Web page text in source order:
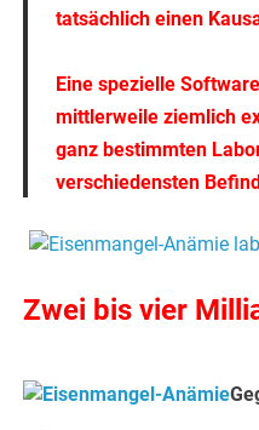
tatsächlich einen
Eine spezielle
mittlerweile ziemlich
ganz bestimmten
verschiedensten
Zwei bis vier